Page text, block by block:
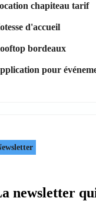
chapiteau tarif
d'accueil
bordeaux
pour
newsletter